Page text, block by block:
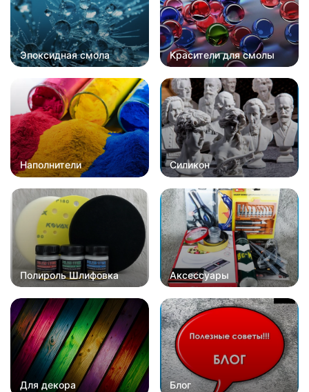
Эпоксидная смола Красители для смолы
Наполнители Силикон
Полироль Шлифовка Аксессуары
Для декора Блог